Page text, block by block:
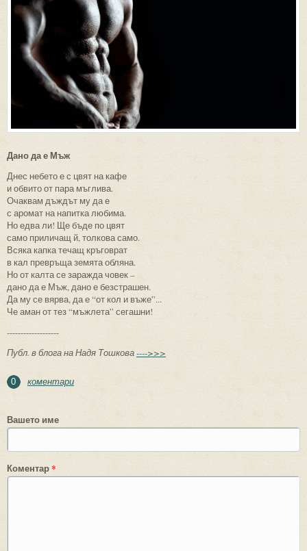
Дано да е Мъж
Днес небето е с цвят на кафе
и обвито от пара мъглива.
Очаквам дъждът му да е
с аромат на напитка любима.
Но едва ли! Ще бъде по цвят
само приличащ й, толкова само.
Всяка капка течащ кръговрат
в кал превръща земята обляна.
Но от калта се заражда човек –
дано да е Мъж, дано е безстрашен.
Да му се вярва, да е “от кол и въже”...
Че аман от тез “мъжлета” сегашни!
-------------------
Публ. в блога на Надя Тошкова---->>>
0 коментари
Вашето име
Коментар*